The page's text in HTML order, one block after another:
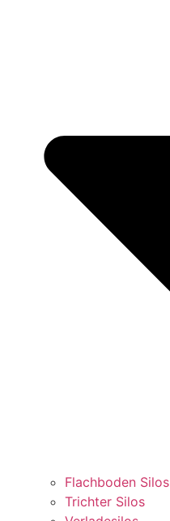
Flachboden Silos
Trichter Silos